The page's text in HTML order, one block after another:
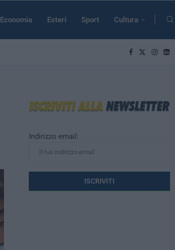
Economia Esteri Sport Cultura
Indirizzo email: